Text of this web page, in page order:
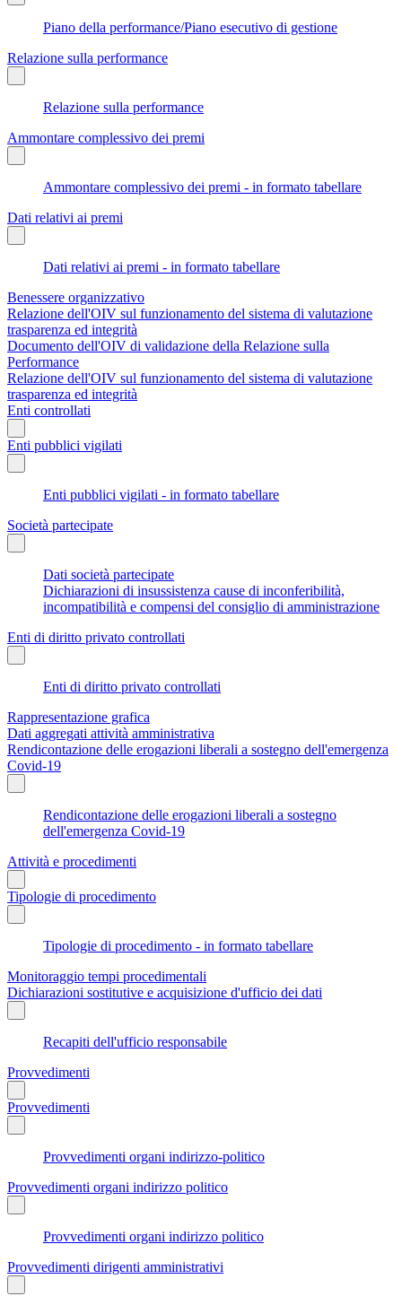
Piano della performance/Piano esecutivo di gestione
Relazione sulla performance
Relazione sulla performance
Ammontare complessivo dei premi
Ammontare complessivo dei premi - in formato tabellare
Dati relativi ai premi
Dati relativi ai premi - in formato tabellare
Benessere organizzativo
Relazione dell'OIV sul funzionamento del sistema di valutazione
trasparenza ed integrità
Documento dell'OIV di validazione della Relazione sulla
Performance
Relazione dell'OIV sul funzionamento del sistema di valutazione
trasparenza ed integrità
Enti controllati
Enti pubblici vigilati
Enti pubblici vigilati - in formato tabellare
Società partecipate
Dati società partecipate
Dichiarazioni di insussistenza cause di inconferibilità,
incompatibilità e compensi del consiglio di amministrazione
Enti di diritto privato controllati
Enti di diritto privato controllati
Rappresentazione grafica
Dati aggregati attività amministrativa
Rendicontazione delle erogazioni liberali a sostegno dell'emergenza
Covid-19
Rendicontazione delle erogazioni liberali a sostegno
dell'emergenza Covid-19
Attività e procedimenti
Tipologie di procedimento
Tipologie di procedimento - in formato tabellare
Monitoraggio tempi procedimentali
Dichiarazioni sostitutive e acquisizione d'ufficio dei dati
Recapiti dell'ufficio responsabile
Provvedimenti
Provvedimenti
Provvedimenti organi indirizzo-politico
Provvedimenti organi indirizzo politico
Provvedimenti organi indirizzo politico
Provvedimenti dirigenti amministrativi